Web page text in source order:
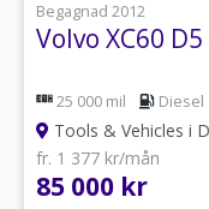
Begagnad 2012
Volvo XC60
25 000 mil Diesel
Tools & Vehicles i
fr. 1 377 kr/mån
85 000 kr